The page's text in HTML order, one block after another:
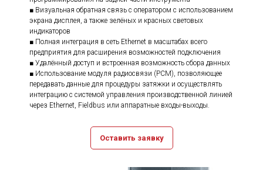
■ Визуальная обратная связь с оператором с использованием
экрана дисплея, а также зелёных и красных световых
индикаторов
■ Полная интеграция в сеть Ethernet в масштабах всего
предприятия для расширения возможностей подключения
■ Удалённый доступ и встроенная возможность сбора данных
■ Использование модуля радиосвязи (PCM), позволяющее
передавать данные для процедуры затяжки и осуществлять
интеграцию с системой управления производственной линией
через Ethernet, Fieldbus или аппаратные входы-выходы.
Оставить заявку